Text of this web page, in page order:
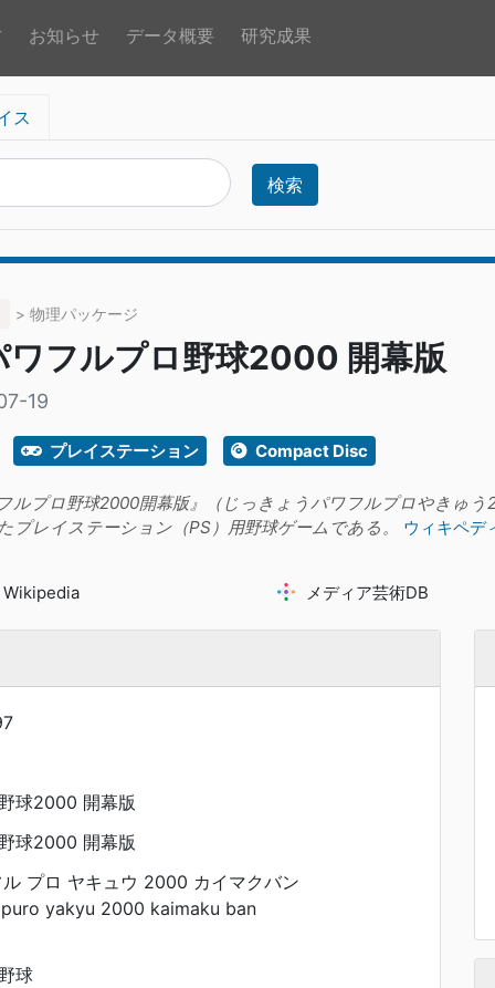
お知らせ データ概要 研究成果
ス
検索
> 物理パッケージ
ワフルプロ野球2000 開幕版
19
プレイステーション Compact Disc
ルプロ野球2000開幕版』（じっきょうパワフルプロやきゅ
プレイステーション（PS）用野球ゲームである。
ウィキペデ
Wikipedia メディア芸術DB
球2000 開幕版
球2000 開幕版
プロ ヤキュウ 2000 カイマクバン
yakyu 2000 kaimaku ban
球